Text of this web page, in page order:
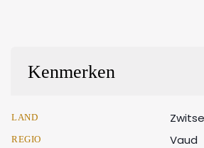
Kenmerken
LAND
REGIO Vaud